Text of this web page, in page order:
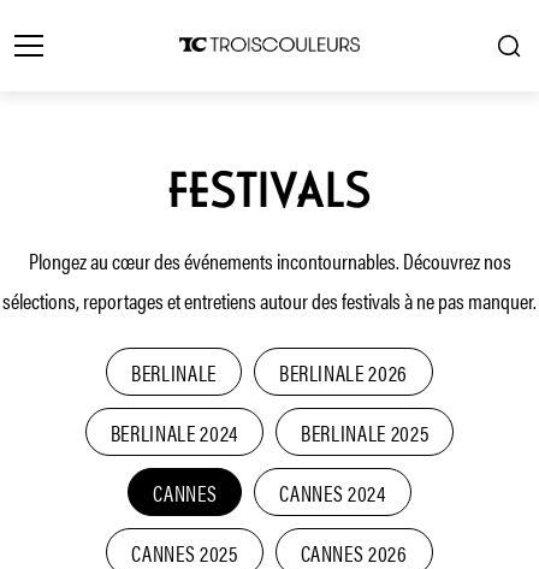
FESTIVALS
Plongez au cœur des événements incontournables. Découvrez nos
sélections, reportages et entretiens autour des festivals à ne pas manquer.
BERLINALE
BERLINALE 2026
BERLINALE 2024
BERLINALE 2025
CANNES
CANNES 2024
CANNES 2025
CANNES 2026